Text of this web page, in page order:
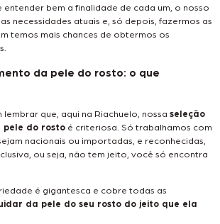
bem a finalidade de cada um, o nosso
necessidades atuais e, só depois, fazermos as
temos mais chances de obtermos os
da pele do rosto: o que
que, aqui na Riachuelo, nossa seleção
do rosto é criteriosa. Só trabalhamos com
nacionais ou importadas, e reconhecidas,
ou seja, não tem jeito, você só encontra
é gigantesca e cobre todas as
da pele do seu rosto do jeito que ela